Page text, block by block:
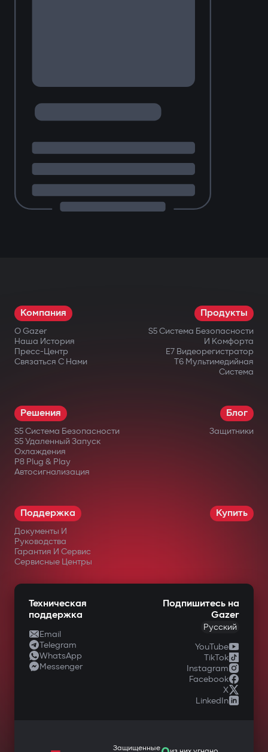
Компания
О Gazer
Наша История
Пресс-Центр
Связаться С Нами
Продукты
S5 Система Безопасности
И Комфорта
E7 Видеорегистратор
T6 Мультимедийная
Система
Решения
S5 Система Безопасности
S5 Удаленный Запуск
Охлаждения
P8 Plug & Play
Автосигнализация
Блог
Защитники
Поддержка
Документы И
Руководства
Гарантия И Сервис
Сервисные Центры
Купить
Техническая
поддержка
Email
Telegram
WhatsApp
Messenger
Подпишитесь на
Gazer
Русский
YouTube
TikTok
Instagram
Facebook
X
LinkedIn
Защищенные